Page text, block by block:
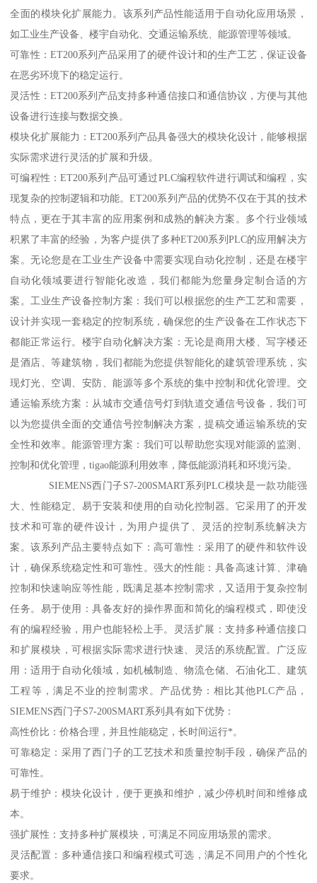
全面的模块化扩展能力。该系列产品性能适用于自动化应用场景，
如工业生产设备、楼宇自动化、交通运输系统、能源管理等领域。
可靠性：ET200系列产品采用了的硬件设计和的生产工艺，保证设备
在恶劣环境下的稳定运行。
灵活性：ET200系列产品支持多种通信接口和通信协议，方便与其他
设备进行连接与数据交换。
模块化扩展能力：ET200系列产品具备强大的模块化设计，能够根据
实际需求进行灵活的扩展和升级。
可编程性：ET200系列产品可通过PLC编程软件进行调试和编程，实
现复杂的控制逻辑和功能。ET200系列产品的优势不仅在于其的技术
特点，更在于其丰富的应用案例和成熟的解决方案。多个行业领域
积累了丰富的经验，为客户提供了多种ET200系列PLC的应用解决方
案。无论您是在工业生产设备中需要实现自动化控制，还是在楼宇
自动化领域要进行智能化改造，我们都能为您量身定制合适的方
案。工业生产设备控制方案：我们可以根据您的生产工艺和需要，
设计并实现一套稳定的控制系统，确保您的生产设备在工作状态下
都能正常运行。楼宇自动化解决方案：无论是商用大楼、写字楼还
是酒店、等建筑物，我们都能为您提供智能化的建筑管理系统，实
现灯光、空调、安防、能源等多个系统的集中控制和优化管理。交
通运输系统方案：从城市交通信号灯到轨道交通信号设备，我们可
以为您提供全面的交通信号控制解决方案，提稿交通运输系统的安
全性和效率。能源管理方案：我们可以帮助您实现对能源的监测、
控制和优化管理，tigao能源利用效率，降低能源消耗和环境污染。
SIEMENS西门子S7-200SMART系列PLC模块是一款功能强
大、性能稳定、易于安装和使用的自动化控制器。它采用了的开发
技术和可靠的硬件设计，为用户提供了、灵活的控制系统解决方
案。该系列产品主要特点如下：高可靠性：采用了的硬件和软件设
计，确保系统稳定性和可靠性。强大的性能：具备高速计算、津确
控制和快速响应等性能，既满足基本控制需求，又适用于复杂控制
任务。易于使用：具备友好的操作界面和简化的编程模式，即使没
有的编程经验，用户也能轻松上手。灵活扩展：支持多种通信接口
和扩展模块，可根据实际需求进行快速、灵活的系统配置。广泛应
用：适用于自动化领域，如机械制造、物流仓储、石油化工、建筑
工程等，满足不业的控制需求。产品优势：相比其他PLC产品，
SIEMENS西门子S7-200SMART系列具有如下优势：
高性价比：价格合理，并且性能稳定，长时间运行*。
可靠稳定：采用了西门子的工艺技术和质量控制手段，确保产品的
可靠性。
易于维护：模块化设计，便于更换和维护，减少停机时间和维修成
本。
强扩展性：支持多种扩展模块，可满足不同应用场景的需求。
灵活配置：多种通信接口和编程模式可选，满足不同用户的个性化
要求。